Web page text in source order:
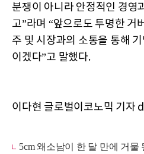
분쟁이 아니라 안정적인 경영
고”라며 “앞으로도 투명한 거
주 및 시장과의 소통을 통해
이겠다”고 말했다.
이다현 글로벌이코노믹 기